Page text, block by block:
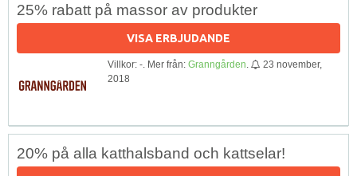
25% rabatt på massor av produkter
VISA ERBJUDANDE
Villkor: -. Mer från: Granngården
23 november,
2018
20% på alla katthalsband och kattselar!